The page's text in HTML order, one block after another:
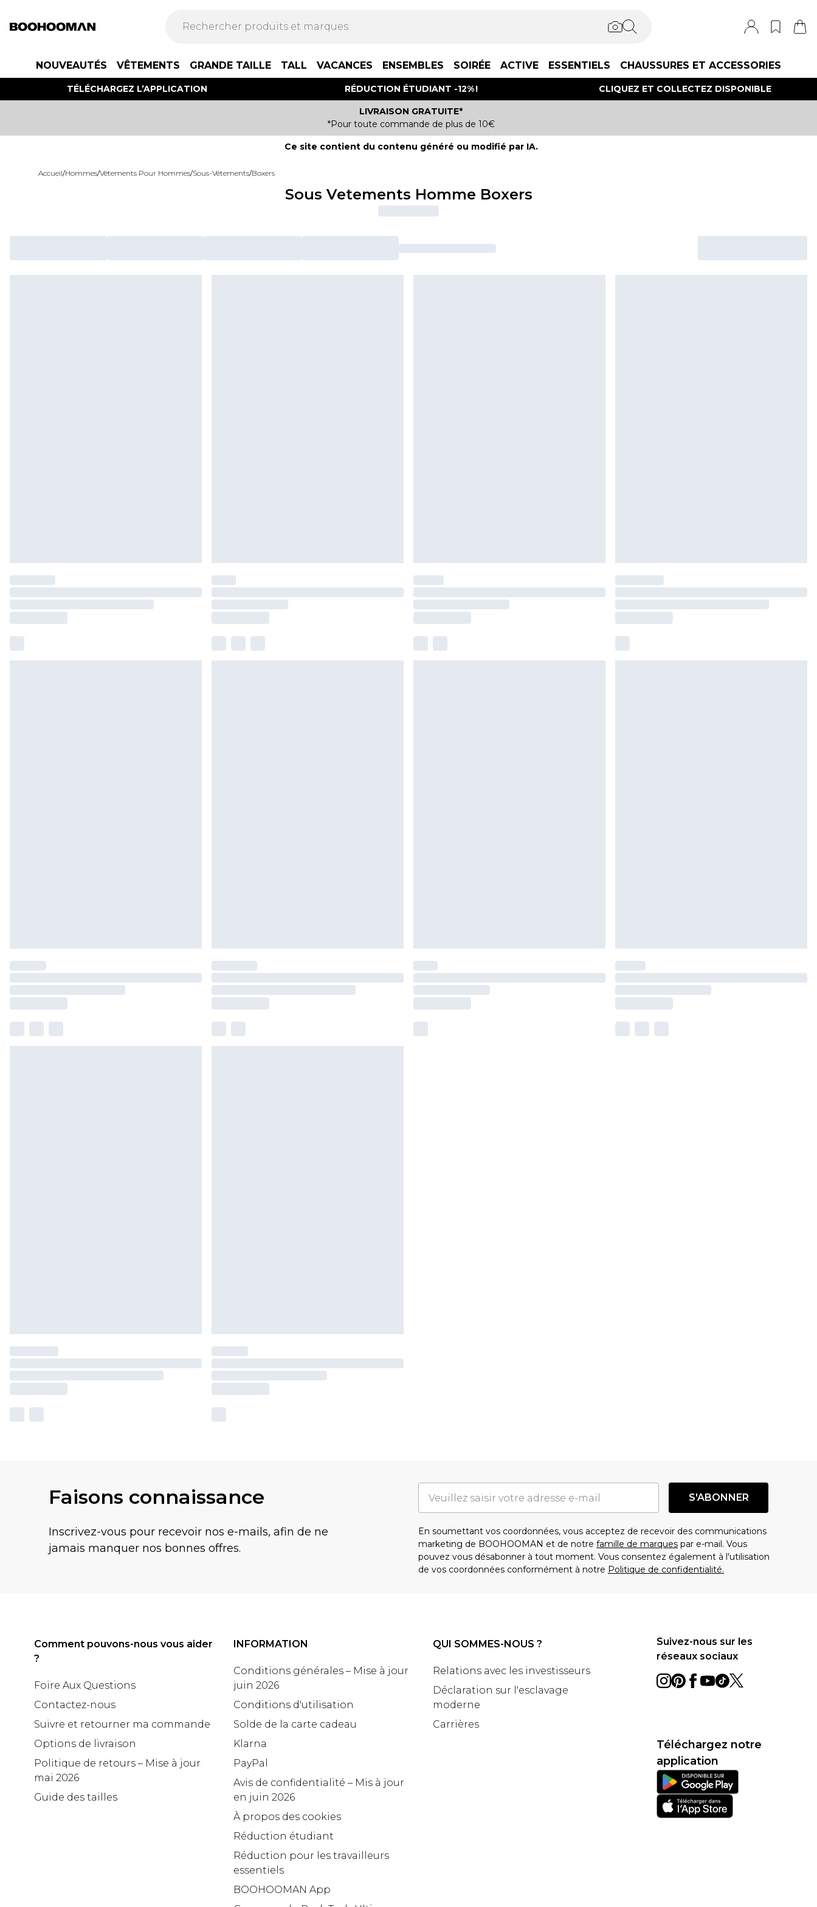
NOUVEAUTÉS VÊTEMENTS GRANDE TAILLE TALL VACANCES ENSEMBLES SOIRÉE ACTIVE ESSENTIELS CHAUSSURES ET ACCESSORIES
TÉLÉCHARGEZ L’APPLICATION RÉDUCTION ÉTUDIANT -12% ! CLIQUEZ ET COLLECTEZ DISPONIBLE
LIVRAISON GRATUITE*
*Pour toute commande de plus de 10€
Ce site contient du contenu généré ou modifié par IA.
Accueil/Hommes/Vêtements Pour Hommes/Sous-Vêtements/Boxers
Sous Vetements Homme Boxers
Faisons connaissance
Inscrivez-vous pour recevoir nos e-mails, afin de ne
jamais manquer nos bonnes offres.
S'ABONNER
En soumettant vos coordonnées, vous acceptez de recevoir des communications
marketing de BOOHOOMAN et de notre famille de marques par e-mail. Vous
pouvez vous désabonner à tout moment. Vous consentez également à l'utilisation
de vos coordonnées conformément à notre Politique de confidentialité.
Comment pouvons-nous vous aider
?
Foire Aux Questions
Contactez-nous
Suivre et retourner ma commande
Options de livraison
Politique de retours – Mise à jour
mai 2026
Guide des tailles
INFORMATION
Conditions générales – Mise à jour
juin 2026
Conditions d'utilisation
Solde de la carte cadeau
Klarna
PayPal
Avis de confidentialité – Mis à jour
en juin 2026
À propos des cookies
Réduction étudiant
Réduction pour les travailleurs
essentiels
BOOHOOMAN App
QUI SOMMES-NOUS ?
Relations avec les investisseurs
Déclaration sur l'esclavage
moderne
Carrières
Suivez-nous sur les
réseaux sociaux
Téléchargez notre
application